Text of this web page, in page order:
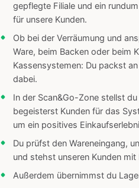
gepflegte Filiale und ein
für unsere Kunden.
Ob bei der Verräumung und
Ware, beim Backen oder beim
Kassensystemen: Du packst
dabei.
In der Scan&Go-Zone stellst
begeisterst Kunden für das
um ein positives
Du prüfst den Wareneingang,
und stehst unseren Kunden
Außerdem übernimmst du